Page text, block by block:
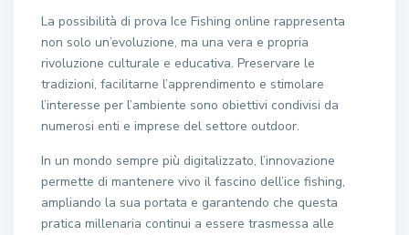
La possibilità di prova Ice Fishing online rappresenta
non solo un’evoluzione, ma una vera e propria
rivoluzione culturale e educativa. Preservare le
tradizioni, facilitarne l’apprendimento e stimolare
l’interesse per l’ambiente sono obiettivi condivisi da
numerosi enti e imprese del settore outdoor.
In un mondo sempre più digitalizzato, l’innovazione
permette di mantenere vivo il fascino dell’ice fishing,
ampliando la sua portata e garantendo che questa
pratica millenaria continui a essere trasmessa alle